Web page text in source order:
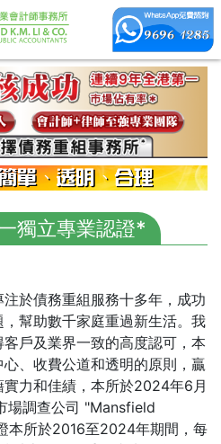
獨立專業認證*
於債務重組服務十多年，成功
幫助數千家庭重過新生活。我
戶及業界一致的高度認可，本
、收費公道和透明的原則，贏
力和佳績，本所於2024年6月
場調查公司 "Mansfield
本所於2016至2024年期間，每